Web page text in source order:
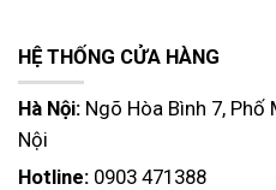
HỆ THỐNG CỬA HÀNG
Hà Nội: Ngõ Hòa Bình 7, Phố
Nội
Hotline: 0903 471388